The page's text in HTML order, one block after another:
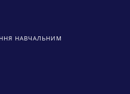
НАВЧАЛЬНИМ